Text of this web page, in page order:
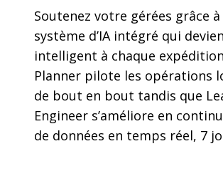
Soutenez votre gérées grâce à
système d’IA intégré qui
intelligent à chaque
Planner pilote les opérations
de bout en bout tandis que
Engineer s’améliore en continu
de données en temps réel, 7